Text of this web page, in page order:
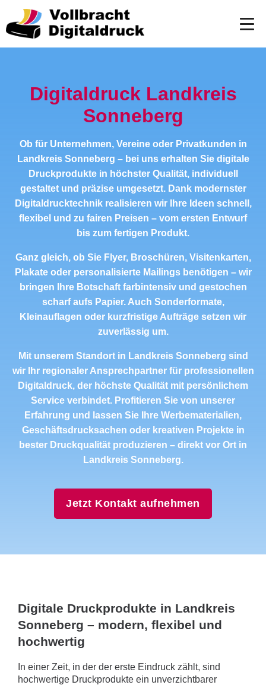
Digitaldruck Landkreis
Sonneberg
Ob für Unternehmen, Vereine oder Privatkunden in
Landkreis Sonneberg – bei uns erhalten Sie digitale
Druckprodukte in höchster Qualität, individuell
gestaltet und präzise umgesetzt. Dank modernster
Digitaldrucktechnik realisieren wir Ihre Ideen schnell,
flexibel und zu fairen Preisen – vom ersten Entwurf
bis zum fertigen Produkt.
Ganz gleich, ob Sie Flyer, Broschüren, Visitenkarten,
Plakate oder personalisierte Mailings benötigen – wir
bringen Ihre Botschaft farbintensiv und gestochen
scharf aufs Papier. Auch Sonderformate,
Kleinauflagen oder kurzfristige Aufträge setzen wir
zuverlässig um.
Mit unserem Standort in Landkreis Sonneberg sind
wir Ihr regionaler Ansprechpartner für professionellen
Digitaldruck, der höchste Qualität mit persönlichem
Service verbindet. Profitieren Sie von unserer
Erfahrung und lassen Sie Ihre Werbematerialien,
Geschäftsdrucksachen oder kreativen Projekte in
bester Druckqualität produzieren – direkt vor Ort in
Landkreis Sonneberg.
Jetzt Kontakt aufnehmen
Digitale Druckprodukte in Landkreis
Sonneberg – modern, flexibel und
hochwertig
In einer Zeit, in der der erste Eindruck zählt, sind
hochwertige Druckprodukte ein unverzichtbarer